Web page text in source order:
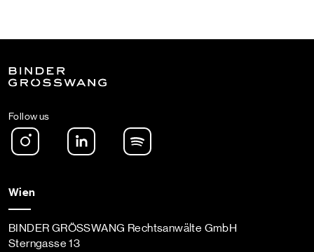
Follow us
Instagram LinkedIn
Wien
BINDER GRÖSSWANG Rechtsanwälte GmbH
Sterngasse 13